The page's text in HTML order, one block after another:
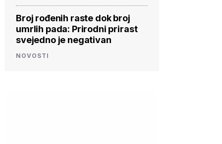
Broj rođenih raste dok broj
umrlih pada: Prirodni prirast
svejedno je negativan
NOVOSTI